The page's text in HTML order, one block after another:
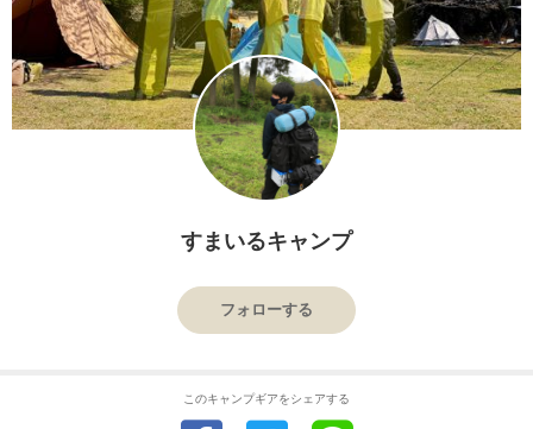
すまいるキャンプ
フォローする
このキャンプギアをシェアする